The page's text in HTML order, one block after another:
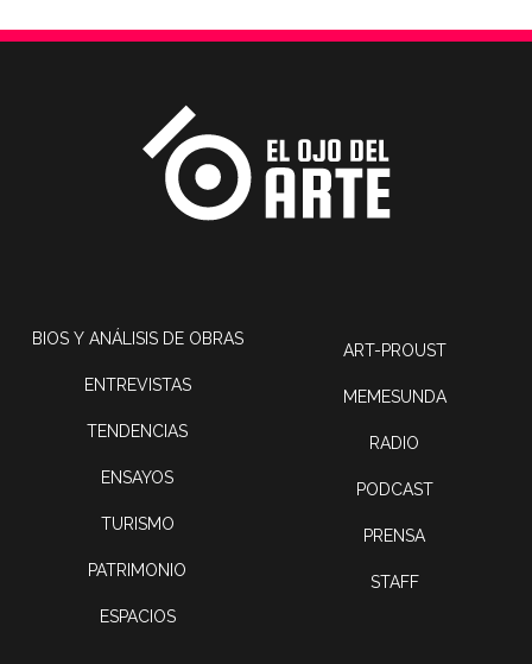
BIOS Y ANÁLISIS DE OBRAS
ENTREVISTAS
TENDENCIAS
ENSAYOS
TURISMO
PATRIMONIO
ESPACIOS
ART-PROUST
MEMESUNDA
RADIO
PODCAST
PRENSA
STAFF